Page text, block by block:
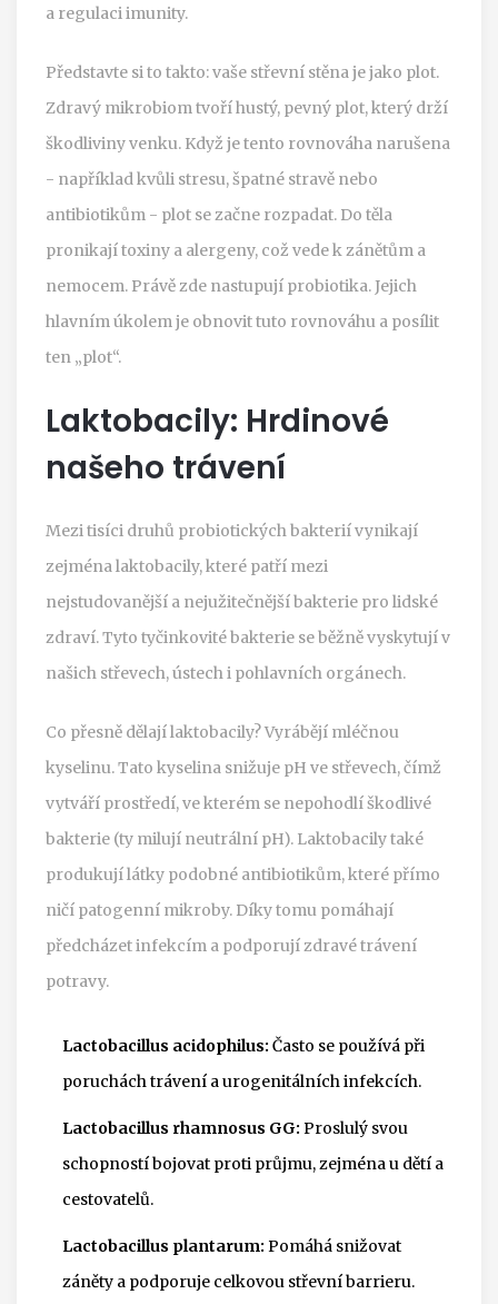
a regulaci imunity.
Představte si to takto: vaše střevní stěna je jako plot.
Zdravý mikrobiom tvoří hustý, pevný plot, který drží
škodliviny venku. Když je tento rovnováha narušena
- například kvůli stresu, špatné stravě nebo
antibiotikům - plot se začne rozpadat. Do těla
pronikají toxiny a alergeny, což vede k zánětům a
nemocem. Právě zde nastupují probiotika. Jejich
hlavním úkolem je obnovit tuto rovnováhu a posílit
ten „plot“.
Laktobacily: Hrdinové
našeho trávení
Mezi tisíci druhů probiotických bakterií vynikají
zejménalaktobacily, které patří mezi
nejstudovanější a nejužitečnější bakterie pro lidské
zdraví. Tyto tyčinkovité bakterie se běžně vyskytují v
našich střevech, ústech i pohlavních orgánech.
Co přesně dělají laktobacily? Vyrábějí mléčnou
kyselinu. Tato kyselina snižuje pH ve střevech, čímž
vytváří prostředí, ve kterém se nepohodlí škodlivé
bakterie (ty milují neutrální pH). Laktobacily také
produkují látky podobné antibiotikům, které přímo
ničí patogenní mikroby. Díky tomu pomáhají
předcházet infekcím a podporují zdravé trávení
potravy.
Lactobacillus acidophilus: Často se používá při
poruchách trávení a urogenitálních infekcích.
Lactobacillus rhamnosus GG: Proslulý svou
schopností bojovat proti průjmu, zejména u dětí a
cestovatelů.
Lactobacillus plantarum: Pomáhá snižovat
záněty a podporuje celkovou střevní barrieru.